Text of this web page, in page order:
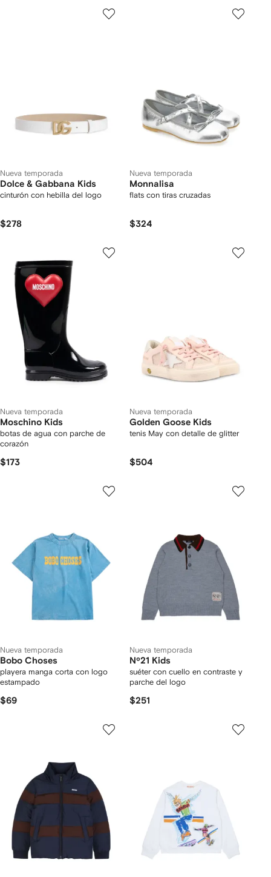
Nueva temporada
Dolce & Gabbana Kids
cinturón con hebilla del logo
$278
Nueva temporada
Monnalisa
flats con tiras cruzadas
$324
Nueva temporada
Moschino Kids
botas de agua con parche de
corazón
$173
Nueva temporada
Golden Goose Kids
tenis May con detalle de glitter
$504
Nueva temporada
Bobo Choses
playera manga corta con logo
estampado
$69
Nueva temporada
Nº21 Kids
suéter con cuello en contraste y
parche del logo
$251